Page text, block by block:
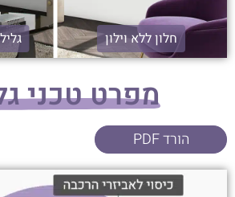
חלון ללא וילון
מפרט טכני
הורד PDF